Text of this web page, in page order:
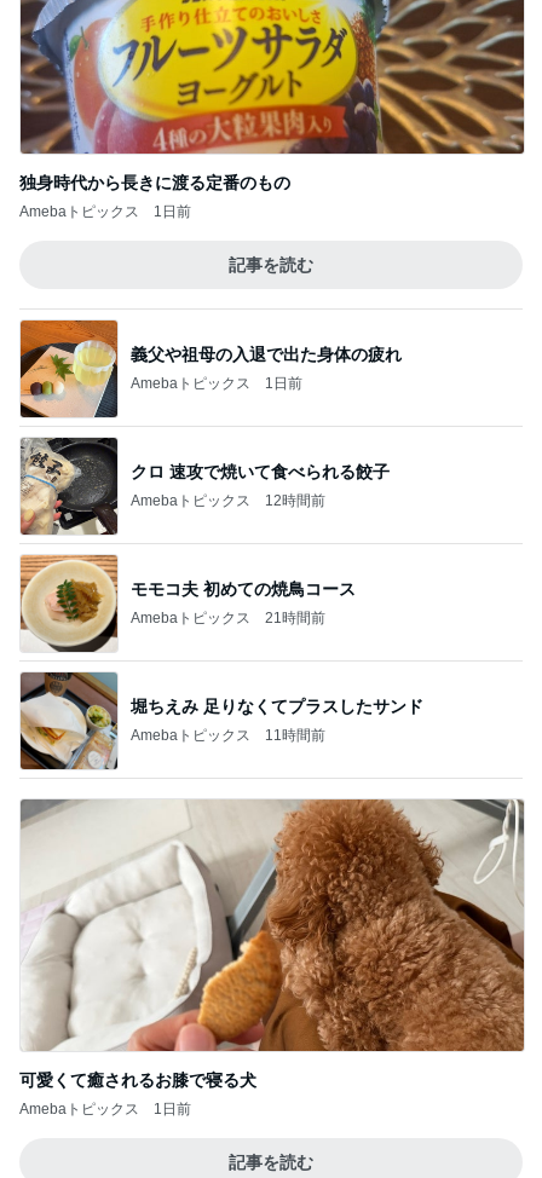
独身時代から長きに渡る定番のもの
Amebaトピックス 1日前
記事を読む
Amebaトピックス 1日前
クロ 速攻で焼いて食べられる餃子
Amebaトピックス 12時間前
モモコ夫 初めての焼鳥コース
Amebaトピックス 21時間前
堀ちえみ 足りなくてプラスしたサンド
Amebaトピックス 11時間前
可愛くて癒されるお膝で寝る犬
Amebaトピックス 1日前
記事を読む
Amebaトピックス 1日前